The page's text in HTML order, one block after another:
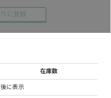
に登録
在庫数
後に表示